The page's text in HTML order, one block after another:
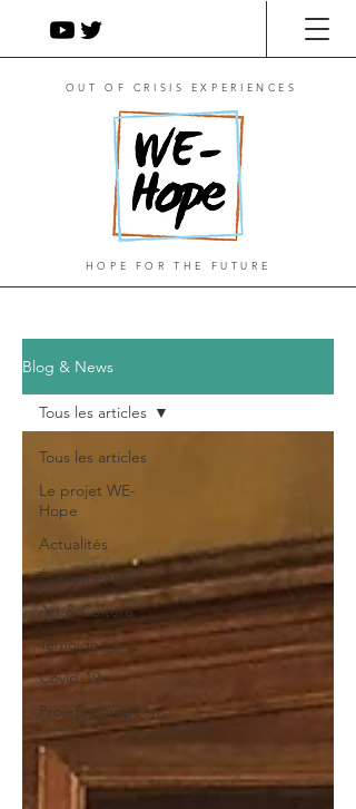
OUT OF CRISIS EXPERIENCES
HOPE FOR THE FUTURE
Blog & News
Tous les articles
Le projet WE-
Hope
Actualités
Événement
Art & Culture
Témoignages
Covid-19
Projets européens
Tous les articles